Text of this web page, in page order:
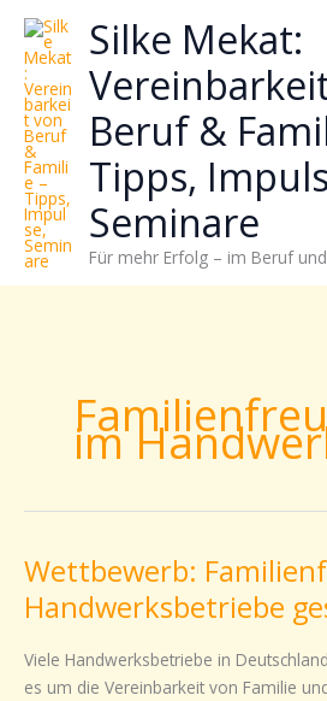
Zum
Inhalt
springen
Silke Mekat:
Beruf &
Tipps,
Seminare
Für mehr Erfolg – im Beruf
im
Wettbewerb:
Handwerksbetriebe
Viele Handwerksbetriebe in
es um die Vereinbarkeit von Familie
Wettbewerb:
Familienfreundliche
Handwerksbetriebe
gesucht
wie
sich
Stress
reduzieren
Energie
gezielter
einsetzen
lässt?
Einfach